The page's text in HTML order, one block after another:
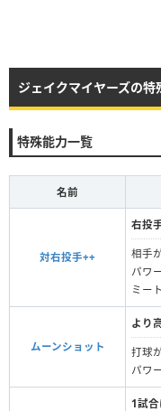
ジェイクマイヤーズの特
特殊能力一覧
名前
対右投手++
右投
相手
パワ
ミー
ムーンショット
より
打球
パワ
1試合